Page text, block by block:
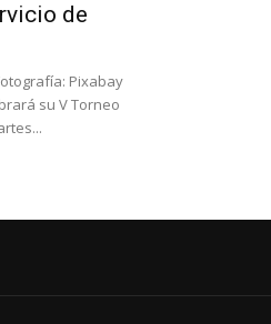
de
Pixabay
su V Torneo